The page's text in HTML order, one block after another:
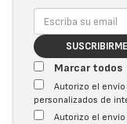
Marcar todos
Autorizo el
personalizados de
Autorizo el